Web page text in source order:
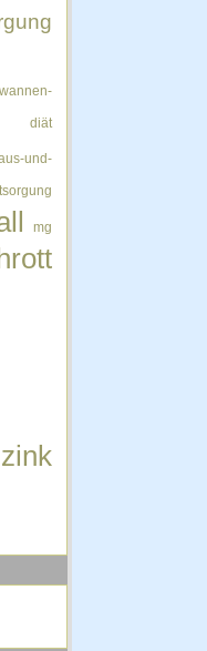
diät
und-
mg
zink